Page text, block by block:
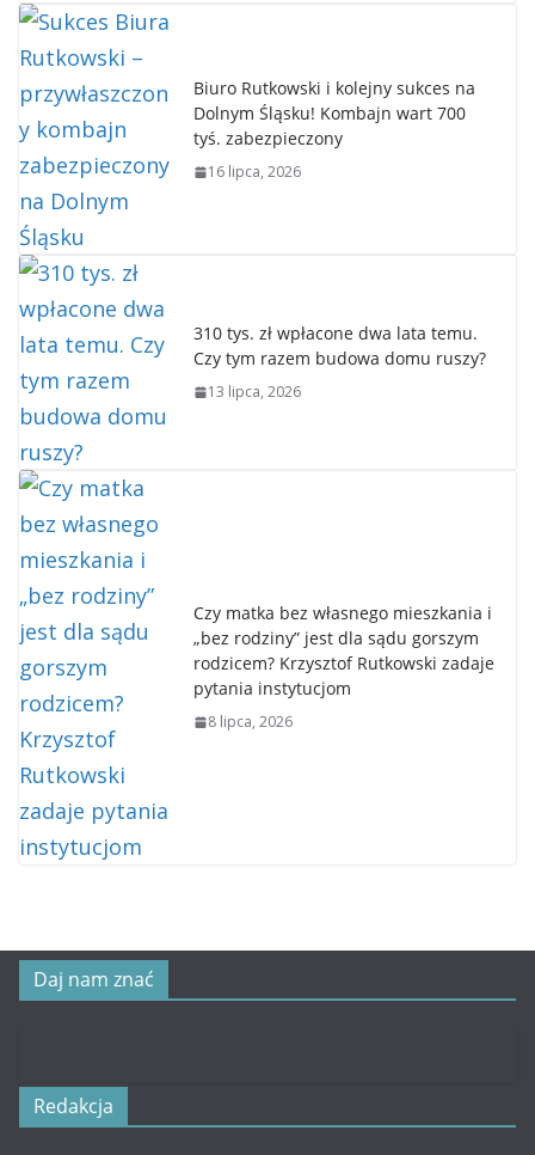
Biuro Rutkowski i kolejny sukces na
Dolnym Śląsku! Kombajn wart 700
tyś. zabezpieczony
16 lipca, 2026
310 tys. zł wpłacone dwa lata temu.
Czy tym razem budowa domu ruszy?
13 lipca, 2026
Czy matka bez własnego mieszkania i
„bez rodziny” jest dla sądu gorszym
rodzicem? Krzysztof Rutkowski zadaje
pytania instytucjom
8 lipca, 2026
Daj nam znać
Redakcja